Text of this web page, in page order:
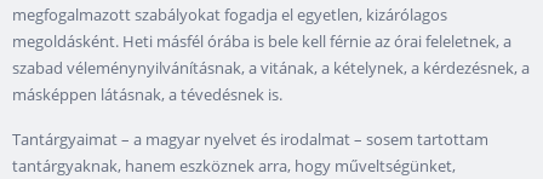
megfogalmazott szabályokat fogadja el egyetlen, kizárólagos
megoldásként. Heti másfél órába is bele kell férnie az órai feleletnek, a
szabad véleménynyilvánításnak, a vitának, a kételynek, a kérdezésnek, a
másképpen látásnak, a tévedésnek is.
Tantárgyaimat – a magyar nyelvet és irodalmat – sosem tartottam
tantárgyaknak, hanem eszköznek arra, hogy műveltségünket,